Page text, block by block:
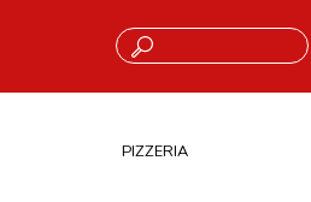
Cosa stai cercando?
PIZZERIA